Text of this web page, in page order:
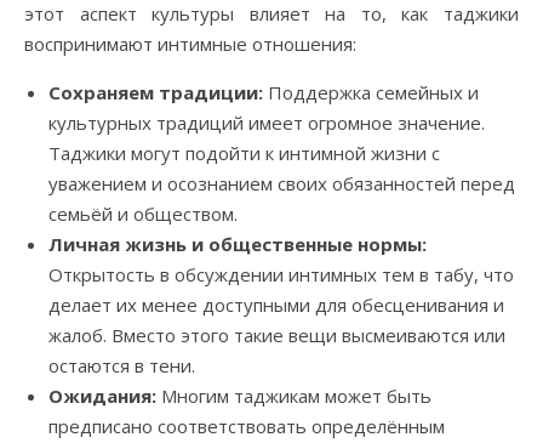
этот аспект культуры влияет на то, как таджики
воспринимают интимные отношения:
Сохраняем традиции: Поддержка семейных и
культурных традиций имеет огромное значение.
Таджики могут подойти к интимной жизни с
уважением и осознанием своих обязанностей перед
семьёй и обществом.
Личная жизнь и общественные нормы:
Открытость в обсуждении интимных тем в табу, что
делает их менее доступными для обесценивания и
жалоб. Вместо этого такие вещи высмеиваются или
остаются в тени.
Ожидания: Многим таджикам может быть
предписано соответствовать определённым